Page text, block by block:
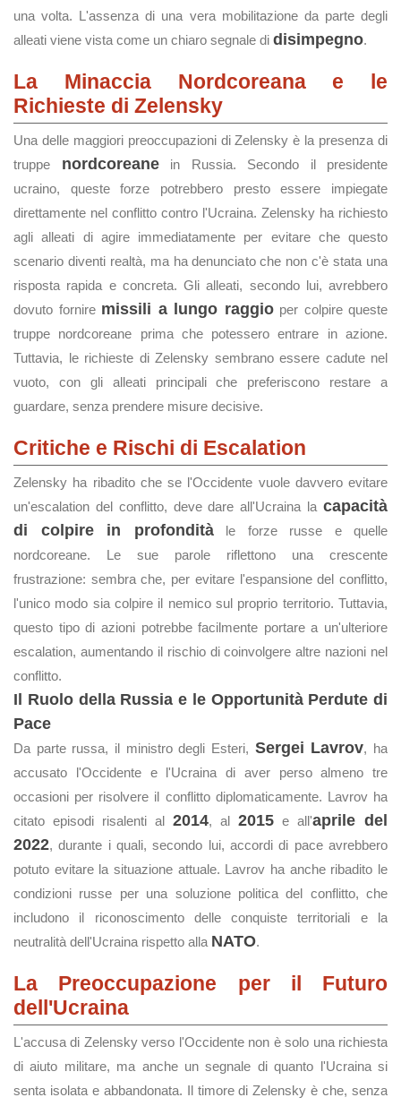
una volta. L'assenza di una vera mobilitazione da parte degli
alleati viene vista come un chiaro segnale di disimpegno.
La Minaccia Nordcoreana e le
Richieste di Zelensky
Una delle maggiori preoccupazioni di Zelensky è la presenza di
truppe nordcoreanein Russia. Secondo il presidente
ucraino, queste forze potrebbero presto essere impiegate
direttamente nel conflitto contro l'Ucraina. Zelensky ha richiesto
agli alleati di agire immediatamente per evitare che questo
scenario diventi realtà, ma ha denunciato che non c'è stata una
risposta rapida e concreta. Gli alleati, secondo lui, avrebbero
dovuto fornire missili a lungo raggioper colpire queste
truppe nordcoreane prima che potessero entrare in azione.
Tuttavia, le richieste di Zelensky sembrano essere cadute nel
vuoto, con gli alleati principali che preferiscono restare a
guardare, senza prendere misure decisive.
Critiche e Rischi di Escalation
Zelensky ha ribadito che se l'Occidente vuole davvero evitare
un'escalation del conflitto, deve dare all'Ucraina la capacità
di colpire in profonditàle forze russe e quelle
nordcoreane. Le sue parole riflettono una crescente
frustrazione: sembra che, per evitare l'espansione del conflitto,
l'unico modo sia colpire il nemico sul proprio territorio. Tuttavia,
questo tipo di azioni potrebbe facilmente portare a un'ulteriore
escalation, aumentando il rischio di coinvolgere altre nazioni nel
conflitto.
Il Ruolo della Russia e le Opportunità Perdute di
Pace
Da parte russa, il ministro degli Esteri, Sergei Lavrov, ha
accusato l'Occidente e l'Ucraina di aver perso almeno tre
occasioni per risolvere il conflitto diplomaticamente. Lavrov ha
citato episodi risalenti al 2014, al 2015 e all'aprile del
2022, durante i quali, secondo lui, accordi di pace avrebbero
potuto evitare la situazione attuale. Lavrov ha anche ribadito le
condizioni russe per una soluzione politica del conflitto, che
includono il riconoscimento delle conquiste territoriali e la
neutralità dell'Ucraina rispetto alla NATO.
La Preoccupazione per il Futuro
dell'Ucraina
L'accusa di Zelensky verso l'Occidente non è solo una richiesta
di aiuto militare, ma anche un segnale di quanto l'Ucraina si
senta isolata e abbandonata. Il timore di Zelensky è che, senza